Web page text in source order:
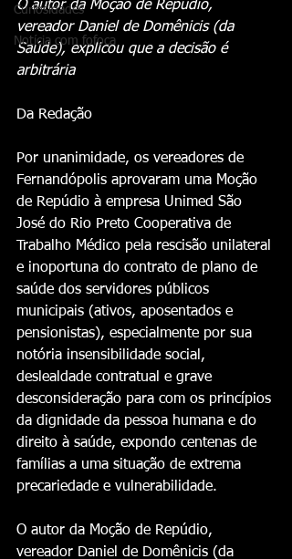
Curiosidades
Notícia com fofoca
O autor da Moção de Repúdio,
vereador Daniel de Domênicis (da
Saúde), explicou que a decisão é
arbitrária
Da Redação
Por unanimidade, os vereadores de
Fernandópolis aprovaram uma Moção
de Repúdio à empresa Unimed São
José do Rio Preto Cooperativa de
Trabalho Médico pela rescisão unilateral
e inoportuna do contrato de plano de
saúde dos servidores públicos
municipais (ativos, aposentados e
pensionistas), especialmente por sua
notória insensibilidade social,
deslealdade contratual e grave
desconsideração para com os princípios
da dignidade da pessoa humana e do
direito à saúde, expondo centenas de
famílias a uma situação de extrema
precariedade e vulnerabilidade.
O autor da Moção de Repúdio,
vereador Daniel de Domênicis (da